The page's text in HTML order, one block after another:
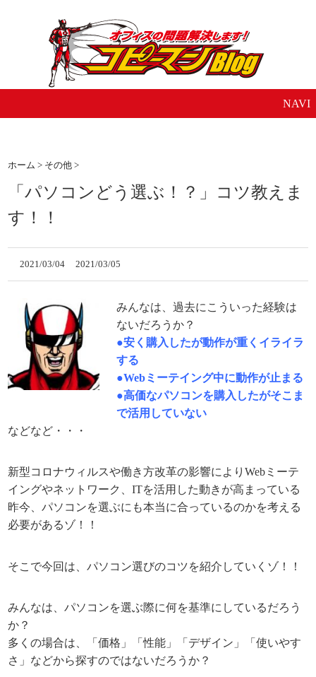
NAVI
ホーム > その他 >
「パソコンどう選ぶ！？」コツ教えま
す！！
2021/03/04 2021/03/05
みんなは、過去にこういった経験は
ないだろうか？
●安く購入したが動作が重くイライラ
する
●Webミーテイング中に動作が止まる
●高価なパソコンを購入したがそこま
で活用していない
などなど・・・
新型コロナウィルスや働き方改革の影響によりWebミーテ
イングやネットワーク、ITを活用した動きが高まっている
昨今、パソコンを選ぶにも本当に合っているのかを考える
必要があるゾ！！
そこで今回は、パソコン選びのコツを紹介していくゾ！！
みんなは、パソコンを選ぶ際に何を基準にしているだろう
か？
多くの場合は、「価格」「性能」「デザイン」「使いやす
さ」などから探すのではないだろうか？